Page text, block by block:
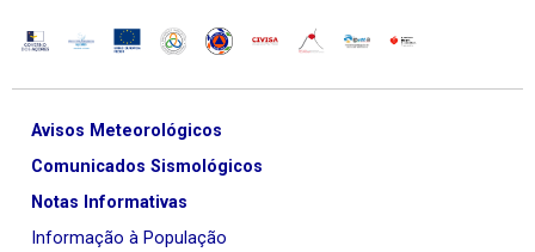
Avisos Meteorológicos
Comunicados Sismológicos
Notas Informativas
Informação à População